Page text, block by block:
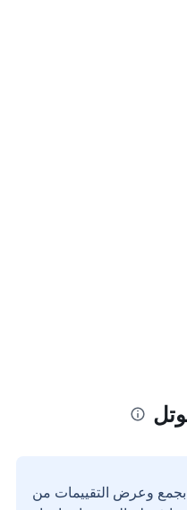
بجمع وعرض التقييمات من